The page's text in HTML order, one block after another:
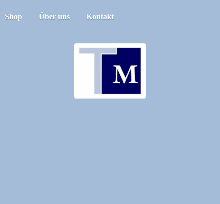
Shop Über uns Kontakt